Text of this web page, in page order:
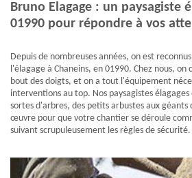
Bruno Elagage : un paysagiste
01990 pour répondre à vos
Depuis de nombreuses années, on est
l'élagage à Chaneins, en 01990. Chez nous,
bout des doigts, et on a tout l'équipement
interventions au top. Nos paysagistes
sortes d'arbres, des petits arbustes aux
œuvre pour que votre chantier se déroule
suivant scrupuleusement les règles de sécurité.